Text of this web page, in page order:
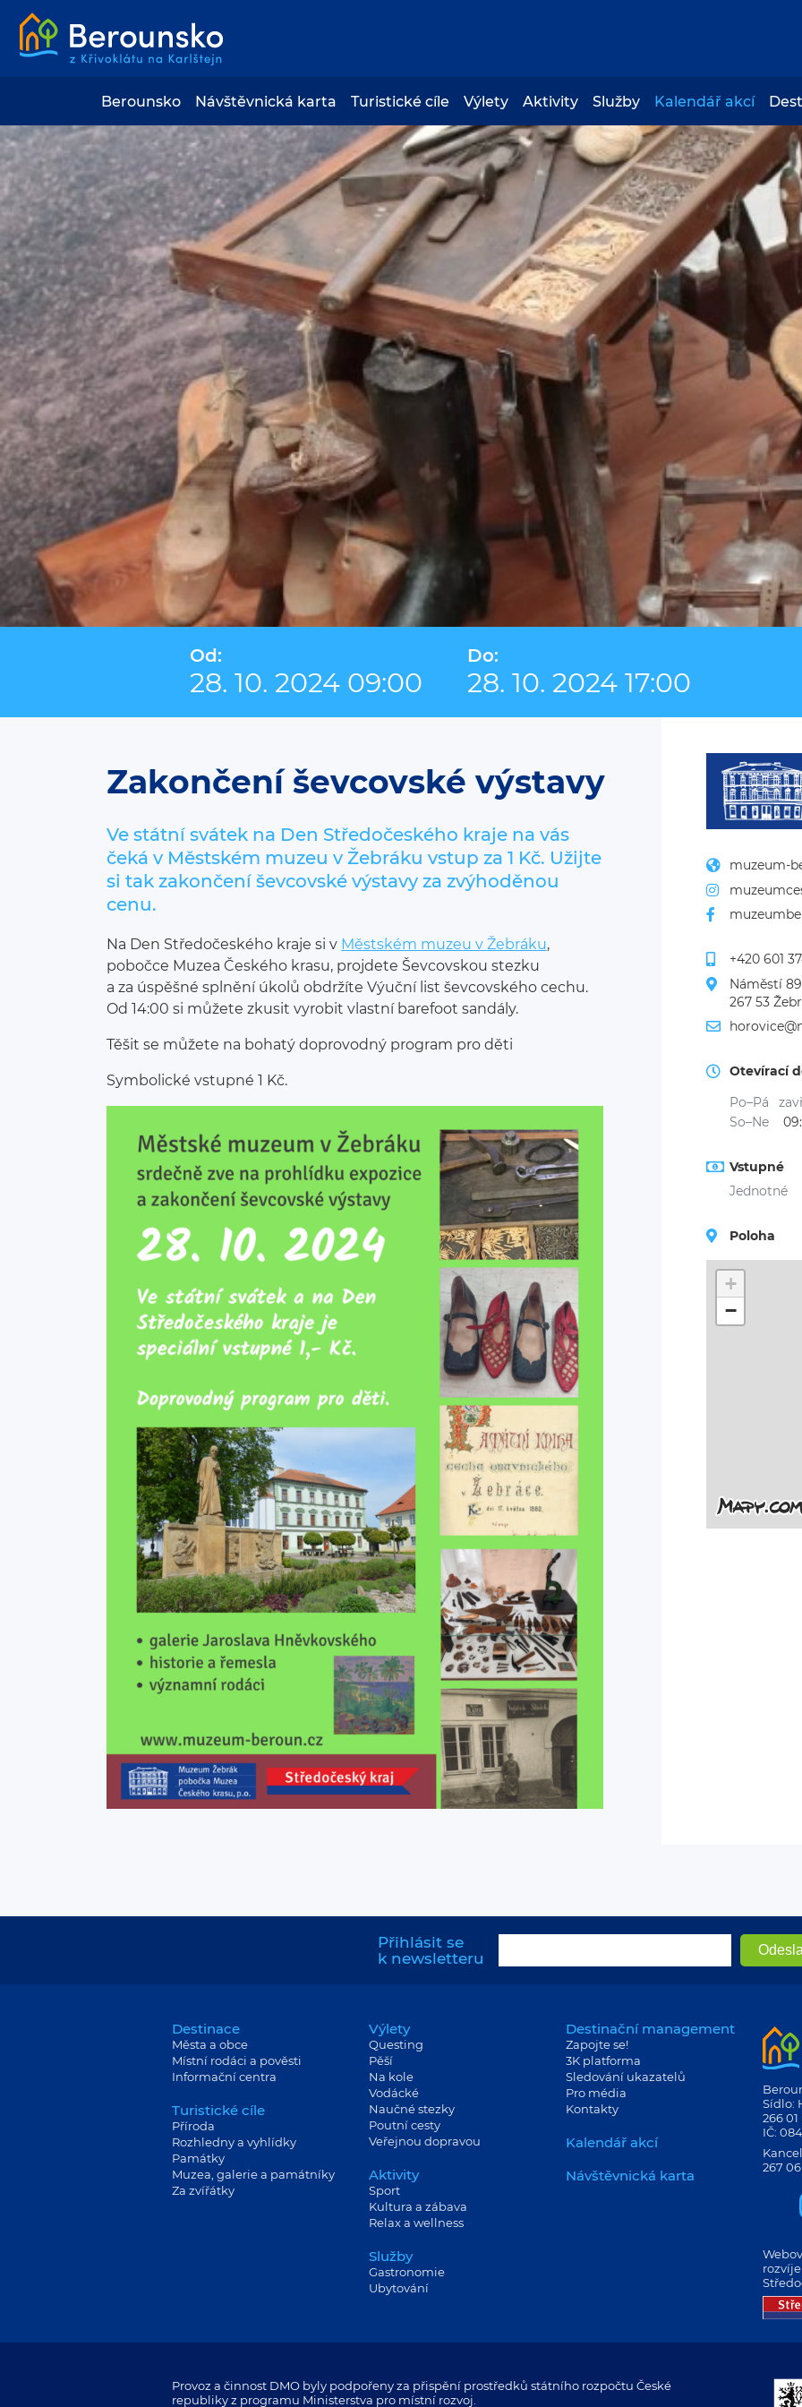
Berounsko Návštěvnická karta Turistické cíle Výlety Aktivity Služby Kalendář akcí
Od:
28. 10. 2024 09:00
Do:
28. 10. 2024 17:00
Zakončení ševcovské výstavy
Ve státní svátek na Den Středočeského kraje na vás
čeká v Městském muzeu v Žebráku vstup za 1 Kč. Užijte
si tak zakončení ševcovské výstavy za zvýhoděnou
cenu.
Na Den Středočeského kraje si v Městském muzeu v Žebráku,
pobočce Muzea Českého krasu, projdete Ševcovskou stezku
a za úspěšné splnění úkolů obdržíte Výuční list ševcovského cechu.
Od 14:00 si můžete zkusit vyrobit vlastní barefoot sandály.
Těšit se můžete na bohatý doprovodný program pro děti
Symbolické vstupné 1 Kč.
muzeum-
+420 601
Náměstí 89
267 53
Otevírací
Po–Pá
So–Ne
Vstupné
Jednotné
Poloha
+
−
Přihlásit se
k newsletteru
Destinace
Města a obce
Místní rodáci a pověsti
Informační centra
Turistické cíle
Příroda
Rozhledny a vyhlídky
Památky
Muzea, galerie a památníky
Za zvířátky
Výlety
Questing
Pěší
Na kole
Vodácké
Naučné stezky
Poutní cesty
Veřejnou dopravou
Aktivity
Sport
Kultura a zábava
Relax a wellness
Služby
Gastronomie
Ubytování
Destinační management
Zapojte se!
3K platforma
Sledování ukazatelů
Pro média
Kontakty
Kalendář akcí
Návštěvnická karta
Sídlo:
266
IČ:
267
Provoz a činnost DMO byly podpořeny za přispění prostředků státního rozpočtu České
republiky z programu Ministerstva pro místní rozvoj.